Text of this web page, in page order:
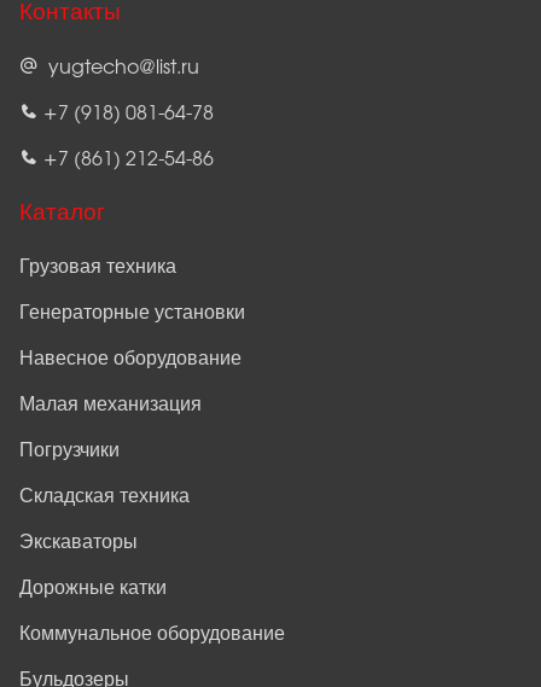
Контакты
yugtecho@list.ru
+7 (918) 081-64-78
+7 (861) 212-54-86
Каталог
Грузовая техника
Генераторные установки
Навесное оборудование
Малая механизация
Погрузчики
Складская техника
Экскаваторы
Дорожные катки
Коммунальное оборудование
Бульдозеры